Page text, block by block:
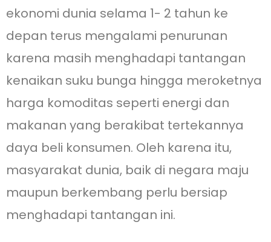
ekonomi dunia selama 1- 2 tahun ke
depan terus mengalami penurunan
karena masih menghadapi tantangan
kenaikan suku bunga hingga meroketnya
harga komoditas seperti energi dan
makanan yang berakibat tertekannya
daya beli konsumen. Oleh karena itu,
masyarakat dunia, baik di negara maju
maupun berkembang perlu bersiap
menghadapi tantangan ini.